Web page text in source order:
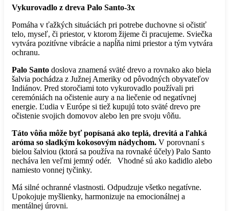
Vykurovadlo z dreva Palo Santo-3x
Pomáha v ťažkých situáciách pri potrebe duchovne si očistiť
telo, myseľ, či priestor, v ktorom žijeme či pracujeme. Sviečka
vytvára pozitívne vibrácie a napĺňa nimi priestor a tým vytvára
ochranu.
Palo Santo doslova znamená sväté drevo a rovnako ako biela
šalvia pochádza z Južnej Ameriky od pôvodných obyvateľov
Indiánov. Pred storočiami toto vykurovadlo používali pri
ceremóniách na očistenie aury a na liečenie od negatívnej
energie. Ľudia v Európe si tiež kupujú toto sväté drevo pre
očistenie svojich domovov alebo len pre svoju vôňu.
Táto vôňa môže byť popísaná ako teplá, drevitá a ľahká
aróma so sladkým kokosovým nádychom. V porovnaní s
bielou šalviou (ktorá sa používa na rovnaké účely) Palo Santo
necháva len veľmi jemný odér. Vhodné sú ako kadidlo alebo
namiesto vonnej tyčinky.
Má silné ochranné vlastnosti. Odpudzuje všetko negatívne.
Upokojuje myšlienky, harmonizuje na emocionálnej a
mentálnej úrovni.